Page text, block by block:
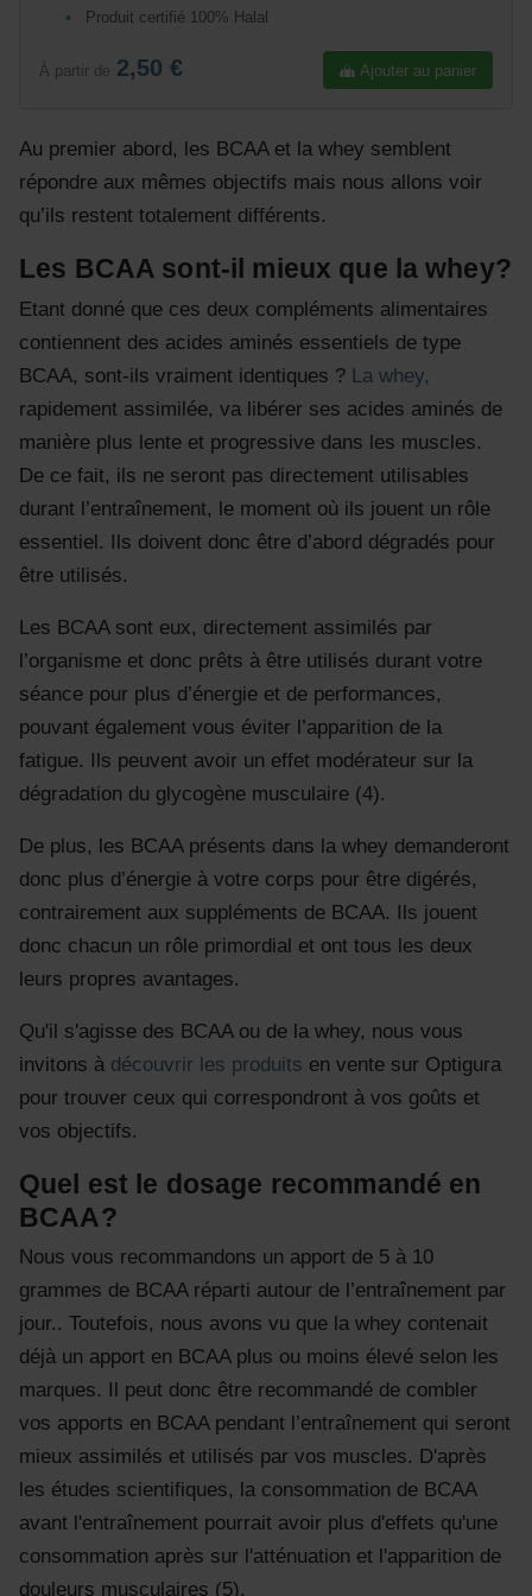
Produit certifié 100% Halal
À partir de 2,50 € Ajouter au panier
Au premier abord, les BCAA et la whey semblent
répondre aux mêmes objectifs mais nous allons voir
qu’ils restent totalement différents.
Les BCAA sont-il mieux que la whey?
Etant donné que ces deux compléments alimentaires
contiennent des acides aminés essentiels de type
BCAA, sont-ils vraiment identiques ? La whey,
rapidement assimilée, va libérer ses acides aminés de
manière plus lente et progressive dans les muscles.
De ce fait, ils ne seront pas directement utilisables
durant l’entraînement, le moment où ils jouent un rôle
essentiel. Ils doivent donc être d’abord dégradés pour
être utilisés.
Les BCAA sont eux, directement assimilés par
l’organisme et donc prêts à être utilisés durant votre
séance pour plus d’énergie et de performances,
pouvant également vous éviter l’apparition de la
fatigue. Ils peuvent avoir un effet modérateur sur la
dégradation du glycogène musculaire (4).
De plus, les BCAA présents dans la whey demanderont
donc plus d’énergie à votre corps pour être digérés,
contrairement aux suppléments de BCAA. Ils jouent
donc chacun un rôle primordial et ont tous les deux
leurs propres avantages.
Qu'il s'agisse des BCAA ou de la whey, nous vous
invitons à découvrir les produits en vente sur Optigura
pour trouver ceux qui correspondront à vos goûts et
vos objectifs.
Quel est le dosage recommandé en
BCAA?
Nous vous recommandons un apport de 5 à 10
grammes de BCAA réparti autour de l’entraînement par
jour.. Toutefois, nous avons vu que la whey contenait
déjà un apport en BCAA plus ou moins élevé selon les
marques. Il peut donc être recommandé de combler
vos apports en BCAA pendant l’entraînement qui seront
mieux assimilés et utilisés par vos muscles. D'après
les études scientifiques, la consommation de BCAA
avant l'entraînement pourrait avoir plus d'effets qu'une
consommation après sur l'atténuation et l'apparition de
douleurs musculaires (5).